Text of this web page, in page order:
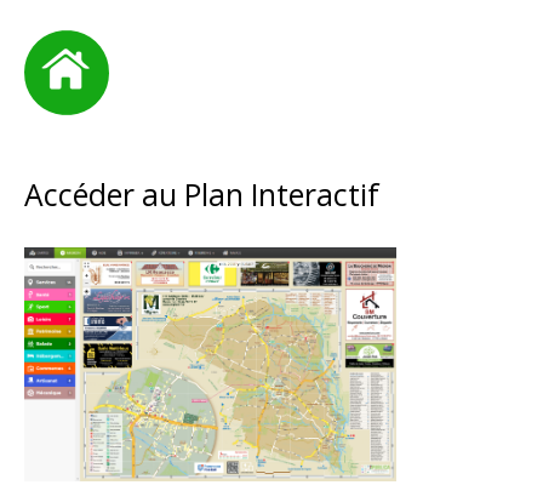
Accéder au Plan Interactif